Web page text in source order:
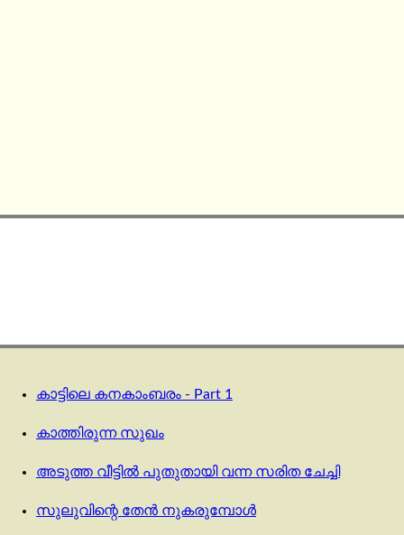
കാട്ടിലെ കനകാംബരം - Part 1
കാത്തിരുന്ന സുഖം
അടുത്ത വീട്ടിൽ പുതുതായി വന്ന സരിത ചേച്ചി
സുലുവിന്റെ തേൻ നുകരുമ്പോൾ